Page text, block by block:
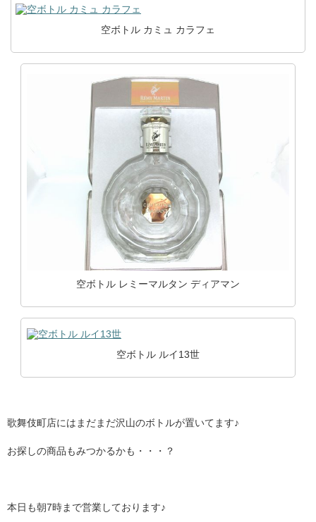
空ボトル カミュ カラフェ
空ボトル レミーマルタン ディアマン
空ボトル ルイ13世
歌舞伎町店にはまだまだ沢山のボトルが置いてます♪
お探しの商品もみつかるかも・・・？
本日も朝7時まで営業しております♪